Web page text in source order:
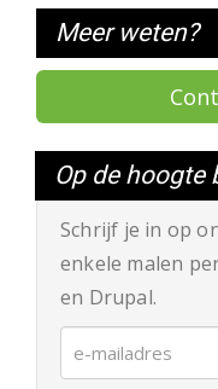
Meer weten?
Op de hoogte
Schrijf je in op
enkele malen
en Drupal.